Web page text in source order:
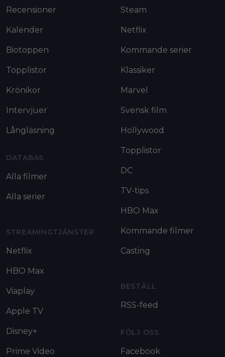
Recensioner
Kalender
Biotoppen
Topplistor
Krönikor
Intervjuer
Långläsning
DATABAS
Alla filmer
Alla serier
STREAMINGTJÄNSTER
Netflix
HBO Max
Viaplay
Apple TV
Disney+
Prime Video
Steam
Netflix
Kommande serier
Klassiker
Marvel
Svensk film
Hollywood
Topplistor
DC
TV-tips
HBO Max
Kommande filmer
Casting
BESTÄLL
RSS-feed
FÖLJ OSS
Facebook